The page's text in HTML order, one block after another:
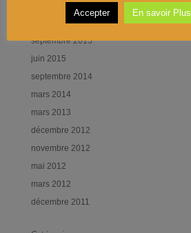
juin 2016
octobre 2015
septembre 2015
juin 2015
septembre 2014
mars 2014
mars 2013
décembre 2012
novembre 2012
mai 2012
mars 2012
décembre 2011
Accepter En savoir Plus